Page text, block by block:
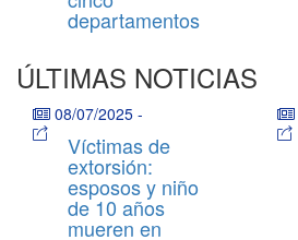
departamentos
ÚLTIMAS NOTICIAS
08/07/2025 -
Víctimas de
extorsión:
esposos y niño
de 10 años
mueren en